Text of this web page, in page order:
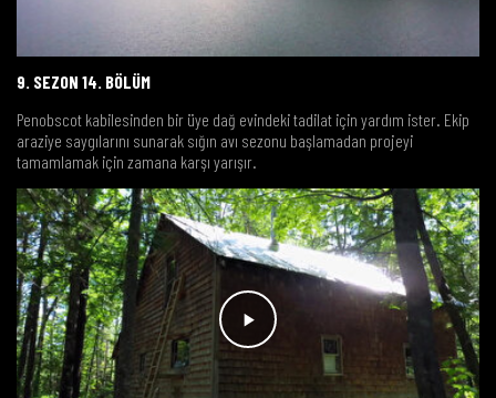
9. SEZON 14. BÖLÜM
Penobscot kabilesinden bir üye dağ evindeki tadilat için yardım ister. Ekip
araziye saygılarını sunarak sığın avı sezonu başlamadan projeyi
tamamlamak için zamana karşı yarışır.